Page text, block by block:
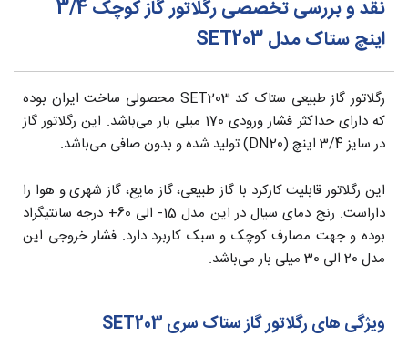
نقد و بررسی تخصصی رگلاتور گاز کوچک 3/4
اینچ ستاک مدل SET203
رگلاتور گاز طبیعی ستاک کد SET203 محصولی ساخت ایران بوده
که دارای حداکثر فشار ورودی 170 میلی بار می‌باشد. این رگلاتور گاز
در سایز 3/4 اینچ (DN20) تولید شده و بدون صافی می‌باشد.
این رگلاتور قابلیت کارکرد با گاز طبیعی، گاز مایع، گاز شهری و هوا را
داراست. رنج دمای سیال در این مدل 15- الی 60+ درجه سانتیگراد
بوده و جهت مصارف کوچک و سبک کاربرد دارد. فشار خروجی این
مدل 20 الی 30 میلی بار می‌باشد.
ویژگی های رگلاتور گاز ستاک سری SET203